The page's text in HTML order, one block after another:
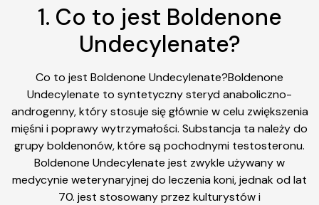
1. Co to jest Boldenone
Undecylenate?
Co to jest Boldenone Undecylenate?Boldenone
Undecylenate to syntetyczny steryd anaboliczno-
androgenny, który stosuje się głównie w celu zwiększenia
mięśni i poprawy wytrzymałości. Substancja ta należy do
grupy boldenonów, które są pochodnymi testosteronu.
Boldenone Undecylenate jest zwykle używany w
medycynie weterynaryjnej do leczenia koni, jednak od lat
70. jest stosowany przez kulturystów i